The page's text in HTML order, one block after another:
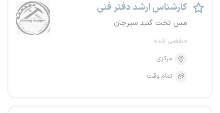
کارشناس ارشد دفتر فنی
مس تخت گنبد سیرجان
منقضی شده
مرکزی
تمام وقت